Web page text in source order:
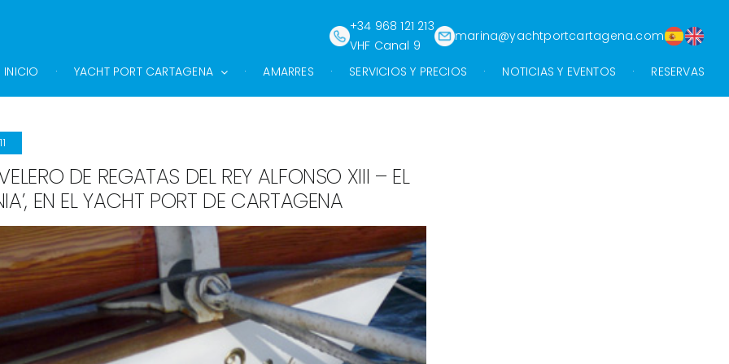
+34 968 121 213
VHF Canal 9
marina@yachtportcartagena.com
INICIO YACHT PORT CARTAGENA AMARRES SERVICIOS Y PRECIOS NOTICIAS Y EVENTOS RESERVAS
DE REGATAS DEL REY ALFONSO XIII – EL
EN EL YACHT PORT DE CARTAGENA